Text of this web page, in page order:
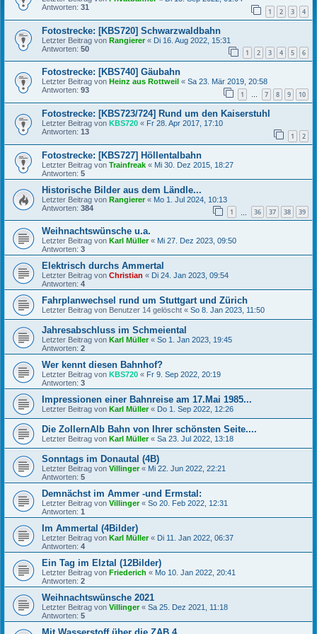
Antworten: 31 1 2 3 4
Fotostrecke: [KBS720] Schwarzwaldbahn
Letzter Beitrag von Rangierer« Di 16. Aug 2022, 15:31
Antworten: 50 1 2 3 4 5 6
Fotostrecke: [KBS740] Gäubahn
Letzter Beitrag von Heinz aus Rottweil « Sa 23. Mär 2019, 20:58
Antworten: 93 1 … 7 8 9 10
Fotostrecke: [KBS723/724] Rund um den Kaiserstuhl
Letzter Beitrag von KBS720 « Fr 28. Apr 2017, 17:10
Antworten: 13 1 2
Fotostrecke: [KBS727] Höllentalbahn
Letzter Beitrag von Trainfreak « Mi 30. Dez 2015, 18:27
Antworten: 5
Historische Bilder aus dem Ländle...
Letzter Beitrag von Rangierer« Mo 1. Jul 2024, 10:13
Antworten: 384 1 36 37 38 39
Weihnachtswünsche u.a.
Letzter Beitrag von Karl Müller« Mi 27. Dez 2023, 09:50
Antworten: 3
Elektrisch durchs Ammertal
Letzter Beitrag von Christian « Di 24. Jan 2023, 09:54
Antworten: 4
Fahrplanwechsel rund um Stuttgart und Zürich
Letzter Beitrag von Benutzer 14 gelöscht « So 8. Jan 2023, 11:50
Jahresabschluss im Schmeiental
Letzter Beitrag von Karl Müller« So 1. Jan 2023, 19:45
Antworten: 2
Wer kennt diesen Bahnhof?
Letzter Beitrag von KBS720 « Fr 9. Sep 2022, 20:19
Antworten: 3
Impressionen einer Bahnreise am 17.Mai 1985...
Letzter Beitrag von Karl Müller« Do 1. Sep 2022, 12:26
Die ZollernAlb Bahn von Ihrer schönsten Seite....
Letzter Beitrag von Karl Müller« Sa 23. Jul 2022, 13:18
Sonntags im Donautal (4B)
Letzter Beitrag von Villinger« Mi 22. Jun 2022, 22:21
Antworten: 5
Demnächst im Ammer -und Ermstal:
Letzter Beitrag von Villinger« So 20. Feb 2022, 12:31
Antworten: 1
Im Ammertal (4Bilder)
Letzter Beitrag von Karl Müller« Di 11. Jan 2022, 06:37
Antworten: 4
Ein Tag im Elztal (12Bilder)
Letzter Beitrag von Friederich « Mo 10. Jan 2022, 20:41
Antworten: 2
Weihnachtswünsche 2021
Letzter Beitrag von Villinger« Sa 25. Dez 2021, 11:18
Antworten: 5